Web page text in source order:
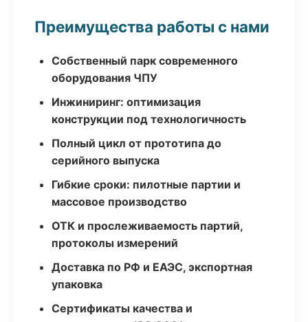
Преимущества работы с нами
Собственный парк современного
оборудования ЧПУ
Инжиниринг: оптимизация
конструкции под технологичность
Полный цикл от прототипа до
серийного выпуска
Гибкие сроки: пилотные партии и
массовое производство
ОТК и прослеживаемость партий,
протоколы измерений
Доставка по РФ и ЕАЭС, экспортная
упаковка
Сертификаты качества и